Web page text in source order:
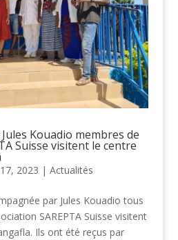
Kouadio membres de
Suisse visitent le centre
2023 | Actualités
par Jules Kouadio tous
SAREPTA Suisse visitent
Ils ont été reçus par